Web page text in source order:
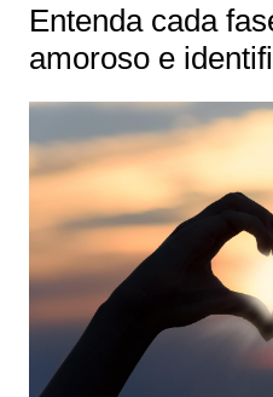
Entenda cada
amoroso e